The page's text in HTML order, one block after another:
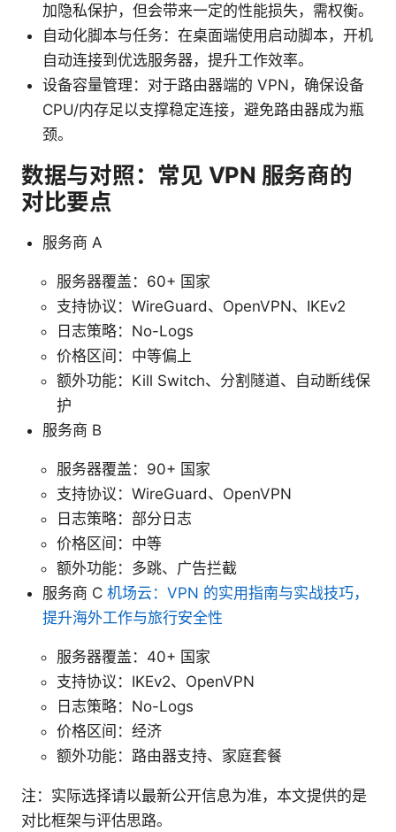
加隐私保护，但会带来一定的性能损失，需权衡。
自动化脚本与任务：在桌面端使用启动脚本，开机
自动连接到优选服务器，提升工作效率。
设备容量管理：对于路由器端的 VPN，确保设备
CPU/内存足以支撑稳定连接，避免路由器成为瓶
颈。
数据与对照：常见 VPN 服务商的
对比要点
服务商 A
服务器覆盖：60+ 国家
支持协议：WireGuard、OpenVPN、IKEv2
日志策略：No-Logs
价格区间：中等偏上
额外功能：Kill Switch、分割隧道、自动断线保
护
服务商 B
服务器覆盖：90+ 国家
支持协议：WireGuard、OpenVPN
日志策略：部分日志
价格区间：中等
额外功能：多跳、广告拦截
服务商 C 机场云：VPN 的实用指南与实战技巧，
提升海外工作与旅行安全性
服务器覆盖：40+ 国家
支持协议：IKEv2、OpenVPN
日志策略：No-Logs
价格区间：经济
额外功能：路由器支持、家庭套餐
注：实际选择请以最新公开信息为准，本文提供的是
对比框架与评估思路。